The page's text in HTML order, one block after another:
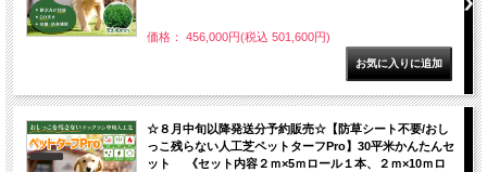
価格： 456,000円(税込 501,600円)
☆８月中旬以降発送分予約販売☆【防草シート不要/おし
っこ残らない人工芝ペットターフPro】30平米かんたんセ
ット 《セット内容２ｍ×5ｍロール１本、２ｍ×10ｍロ